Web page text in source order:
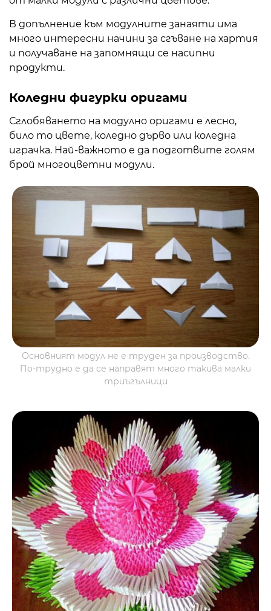
В допълнение към модулните занаяти има
много интересни начини за сгъване на хартия
и получаване на запомнящи се насипни
продукти.
Коледни фигурки оригами
Сглобяването на модулно оригами е лесно,
било то цвете, коледно дърво или коледна
играчка. Най-важното е да подготвите голям
брой многоцветни модули.
Основният модул не е труден за производство.
По-трудно е да се направят много такива малки
триъгълници